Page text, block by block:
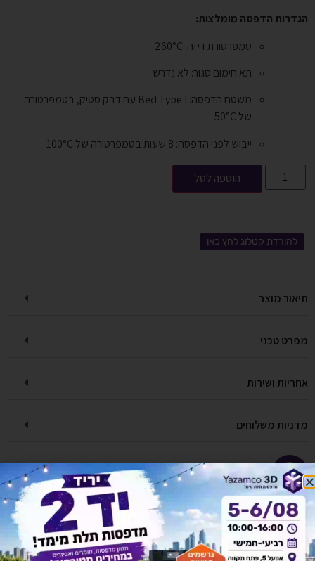
הגדרות הדפסה מומלצות:
טמפרטורת דיזה: 260°C
תא חימום סגור: לא נדרש
משטח הדפסה: Bed Type I עם דבק סטיק, בטמפרטורה
של 50°C
ייבוש לפני הדפסה: 8 שעות בטמפרטורה של 100°C
הוספה לסל
להורדת קטלוג לחץ כאן
תיאור מוצר
מפרט טכני
אחריות ושירות
מדניות משלוחים
יש לך שאלה על המוצר?
לחץ כאן ונציגנו יחזרו אליך בהקדם!